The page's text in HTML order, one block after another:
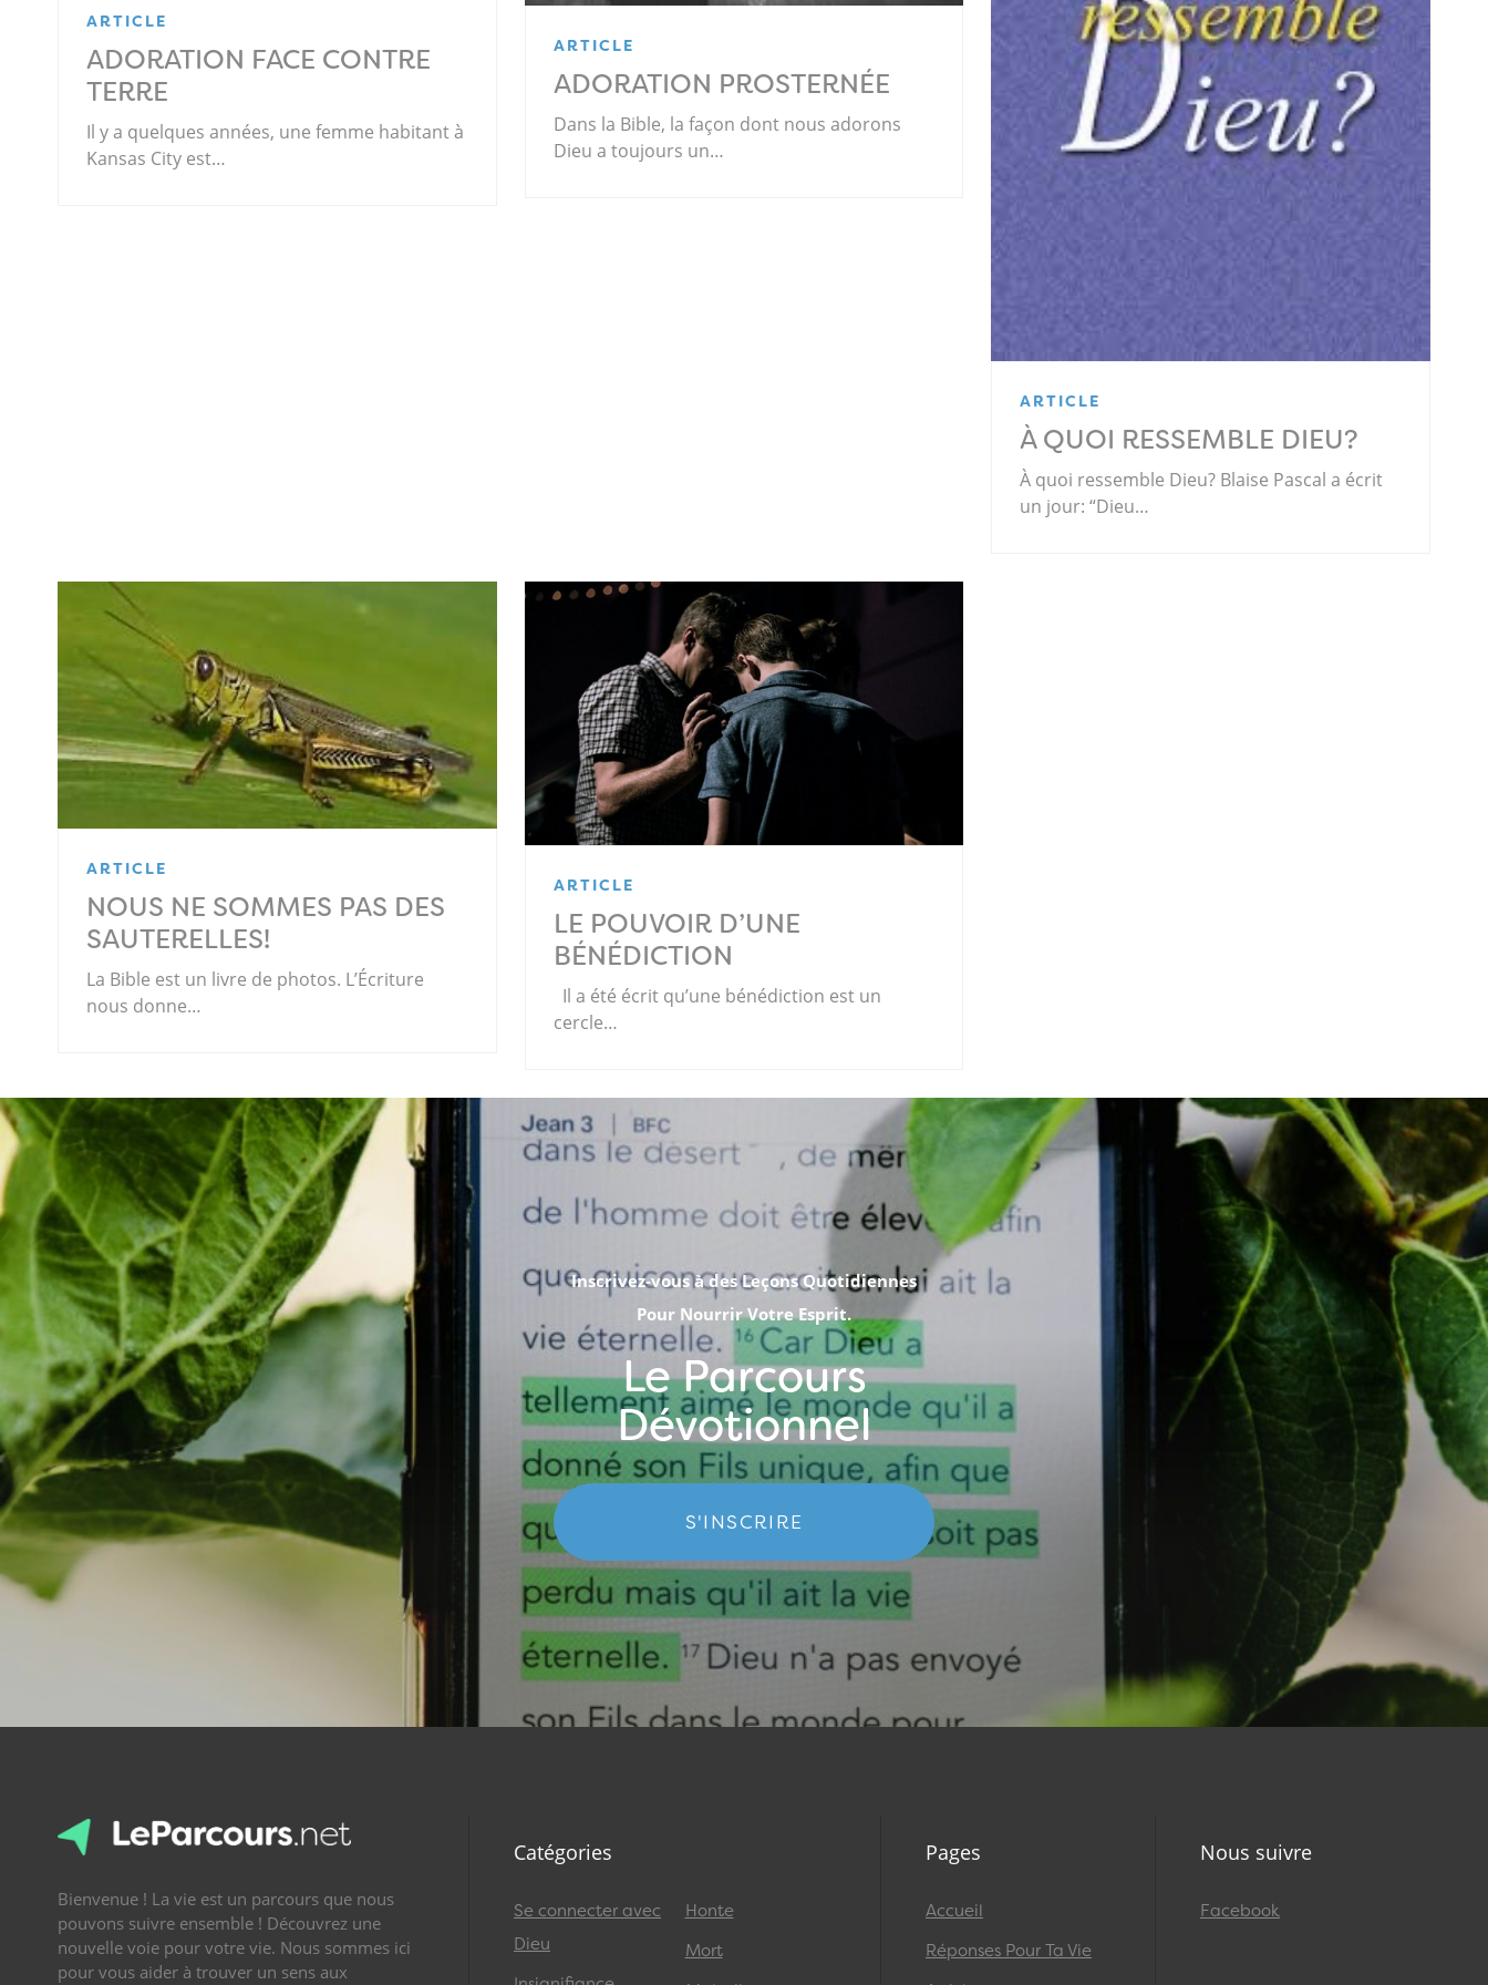
ARTICLE
ADORATION FACE CONTRE
TERRE
Il y a quelques années, une femme habitant à
Kansas City est…
ARTICLE
ADORATION PROSTERNÉE
Dans la Bible, la façon dont nous adorons
Dieu a toujours un…
ARTICLE
À QUOI RESSEMBLE DIEU?
À quoi ressemble Dieu? Blaise Pascal a écrit
un jour: “Dieu…
ARTICLE
NOUS NE SOMMES PAS DES
SAUTERELLES!
La Bible est un livre de photos. L’Écriture
nous donne…
ARTICLE
LE POUVOIR D’UNE
BÉNÉDICTION
Il a été écrit qu’une bénédiction est un
cercle…
Inscrivez-vous à des Leçons Quotidiennes
Pour Nourrir Votre Esprit.
Le Parcours
Dévotionnel
S'INSCRIRE
Bienvenue ! La vie est un parcours que nous
pouvons suivre ensemble ! Découvrez une
nouvelle voie pour votre vie. Nous sommes ici
pour vous aider à trouver un sens aux
Catégories
Se connecter avec
Dieu
Honte
Mort
Pages
Accueil
Réponses Pour Ta Vie
Nous suivre
Facebook